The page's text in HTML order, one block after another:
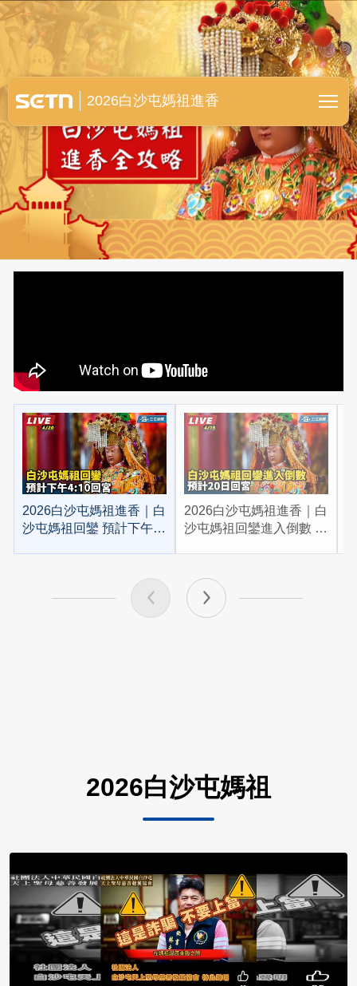
白沙屯媽祖進香全紀錄
2026白沙屯媽祖進香
2026白沙屯媽祖進香｜白
沙屯媽祖回鑾 預計下午
2026白沙屯媽祖進香｜白
沙屯媽祖回鑾進入倒數 預
2026白沙屯媽祖